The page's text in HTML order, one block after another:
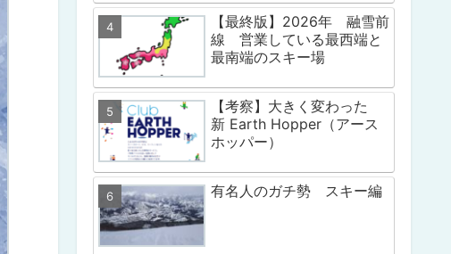
【最終版】2026年 融雪前
線 営業している最西端と
最南端のスキー場
【考察】大きく変わった
新 Earth Hopper（アース
ホッパー）
有名人のガチ勢 スキー編